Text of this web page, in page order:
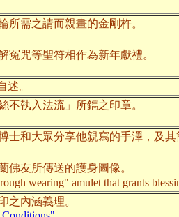
所需之請而親畫的金剛杵。
冤咒等聖符相作為新年獻禮。
述。
不執入法流」所鐫之印章。
士和大眾分享他親寫的手澤，及其
佛友所傳送的護身圖像。
wearing" amulet that grants
之內涵義理。